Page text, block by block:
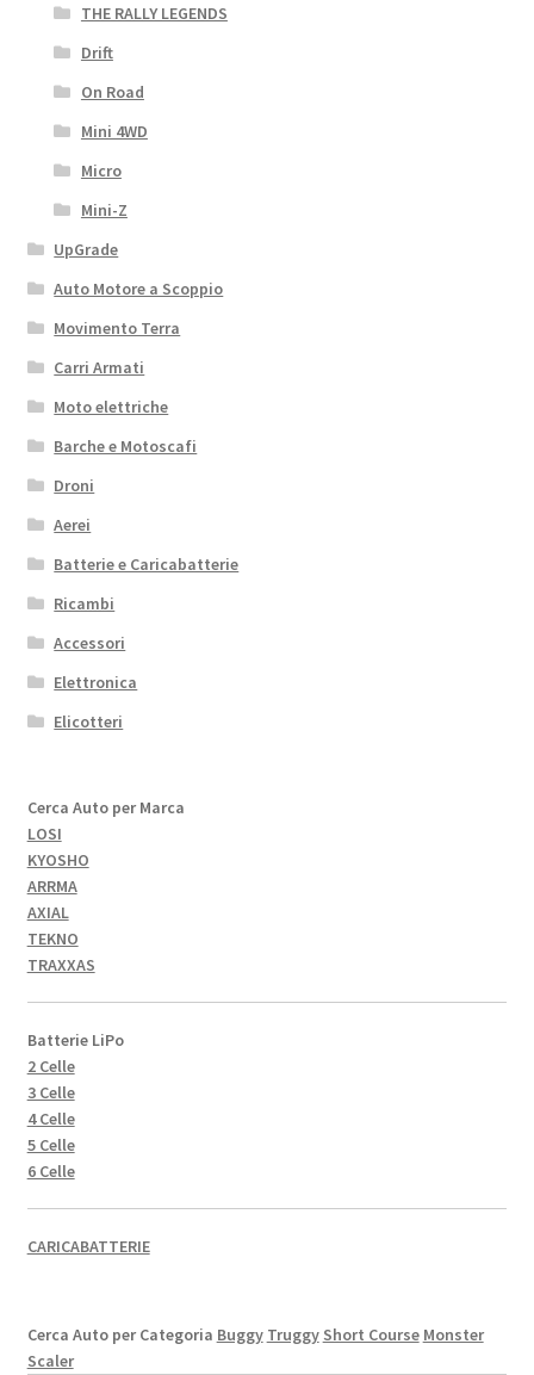
THE RALLY LEGENDS
Drift
On Road
Mini 4WD
Micro
Mini-Z
UpGrade
Auto Motore a Scoppio
Movimento Terra
Carri Armati
Moto elettriche
Barche e Motoscafi
Droni
Aerei
Batterie e Caricabatterie
Ricambi
Accessori
Elettronica
Elicotteri
Cerca Auto per Marca
LOSI
KYOSHO
ARRMA
AXIAL
TEKNO
TRAXXAS
Batterie LiPo
2 Celle
3 Celle
4 Celle
5 Celle
6 Celle
CARICABATTERIE
Cerca Auto per Categoria Buggy Truggy Short Course Monster
Scaler